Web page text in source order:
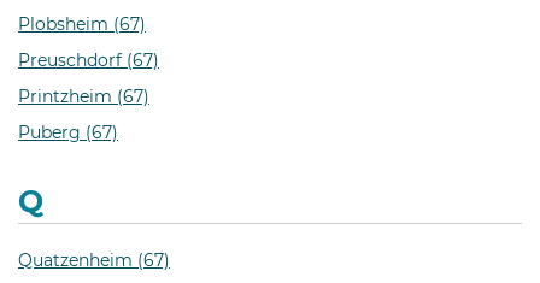
Plobsheim (67)
Preuschdorf (67)
Printzheim (67)
Puberg (67)
Q
Quatzenheim (67)